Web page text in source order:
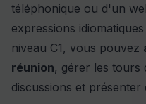
téléphonique ou d'un
expressions
niveau C1, vous pouvez
réunion, gérer les tours
discussions et